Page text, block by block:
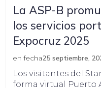
La ASP-B
los servicios
Expocruz 2025
en fecha25 septiembre,
Los visitantes del
forma virtual Puerto